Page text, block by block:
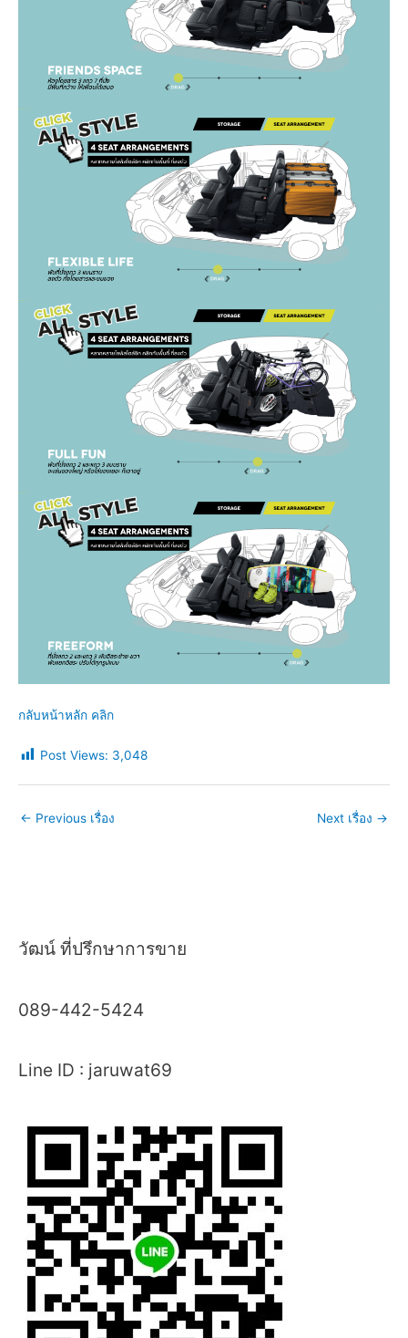
กลับหน้าหลัก คลิก
Post Views: 3,048
← Previous เรื่อง Next เรื่อง →
วัฒน์ ที่ปรึกษาการขาย
089-442-5424
Line ID : jaruwat69